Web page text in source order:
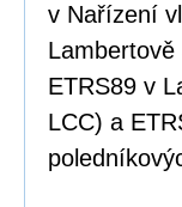
v Nařízení
ETRS89 v
LCC) a